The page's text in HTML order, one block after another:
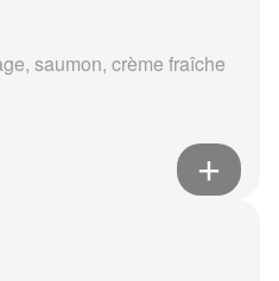
saumon, crème fraîche